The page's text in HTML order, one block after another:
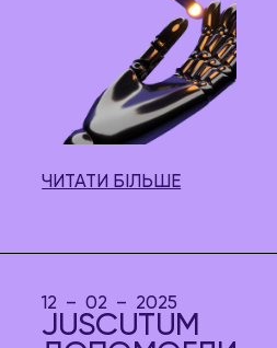
ЧИТАТИ БІЛЬШЕ
12 – 02 – 2025
JUSCUTUM